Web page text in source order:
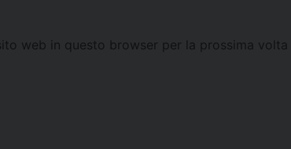
web in questo browser per la prossima